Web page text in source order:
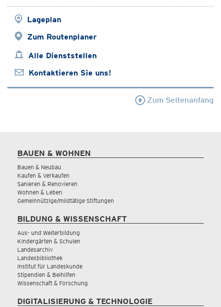
Lageplan
Zum Routenplaner
Alle Dienststellen
Kontaktieren Sie uns!
Zum Seitenanfang
BAUEN & WOHNEN
Bauen & Neubau
Kaufen & Verkaufen
Sanieren & Renovieren
Wohnen & Leben
Gemeinnützige/mildtätige Stiftungen
BILDUNG & WISSENSCHAFT
Aus- und Weiterbildung
Kindergärten & Schulen
Landesarchiv
Landesbibliothek
Institut für Landeskunde
Stipendien & Beihilfen
Wissenschaft & Forschung
DIGITALISIERUNG & TECHNOLOGIE